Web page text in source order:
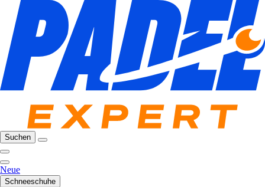
Suchen
Neue
Schneeschuhe